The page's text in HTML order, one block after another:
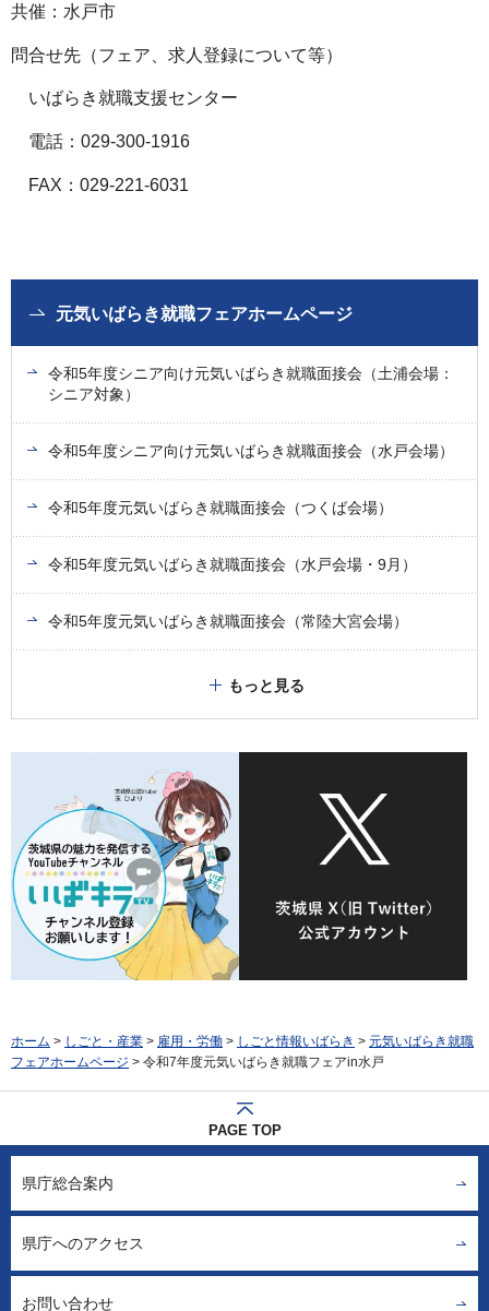
共催：水戸市
問合せ先（フェア、求人登録について等）
いばらき就職支援センター
電話：029-300-1916
FAX：029-221-6031
元気いばらき就職フェアホームページ
令和5年度シニア向け元気いばらき就職面接会（土浦会場：
シニア対象）
令和5年度シニア向け元気いばらき就職面接会（水戸会場）
令和5年度元気いばらき就職面接会（つくば会場）
令和5年度元気いばらき就職面接会（水戸会場・9月）
令和5年度元気いばらき就職面接会（常陸大宮会場）
もっと見る
ホーム > しごと・産業 > 雇用・労働 > しごと情報いばらき > 元気いばらき就職
フェアホームページ > 令和7年度元気いばらき就職フェアin水戸
PAGE TOP
県庁総合案内
県庁へのアクセス
お問い合わせ